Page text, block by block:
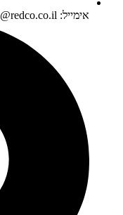
אימייל: redco@redco.co.il